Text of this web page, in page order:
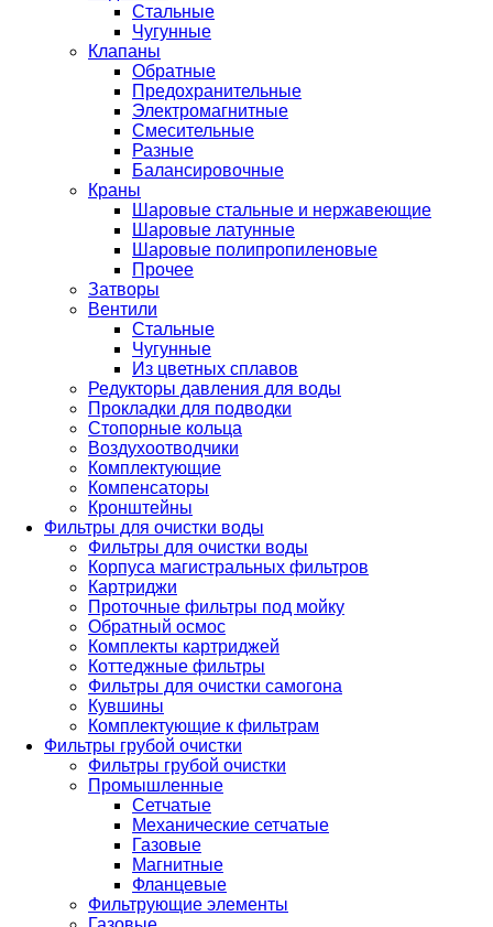
Стальные
Чугунные
Клапаны
Обратные
Предохранительные
Электромагнитные
Смесительные
Разные
Балансировочные
Краны
Шаровые стальные и нержавеющие
Шаровые латунные
Шаровые полипропиленовые
Прочее
Затворы
Вентили
Стальные
Чугунные
Из цветных сплавов
Редукторы давления для воды
Прокладки для подводки
Стопорные кольца
Воздухоотводчики
Комплектующие
Компенсаторы
Кронштейны
Фильтры для очистки воды
Фильтры для очистки воды
Корпуса магистральных фильтров
Картриджи
Проточные фильтры под мойку
Обратный осмос
Комплекты картриджей
Коттеджные фильтры
Фильтры для очистки самогона
Кувшины
Комплектующие к фильтрам
Фильтры грубой очистки
Фильтры грубой очистки
Промышленные
Сетчатые
Механические сетчатые
Газовые
Магнитные
Фланцевые
Фильтрующие элементы